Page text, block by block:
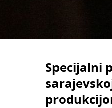
Specijalni